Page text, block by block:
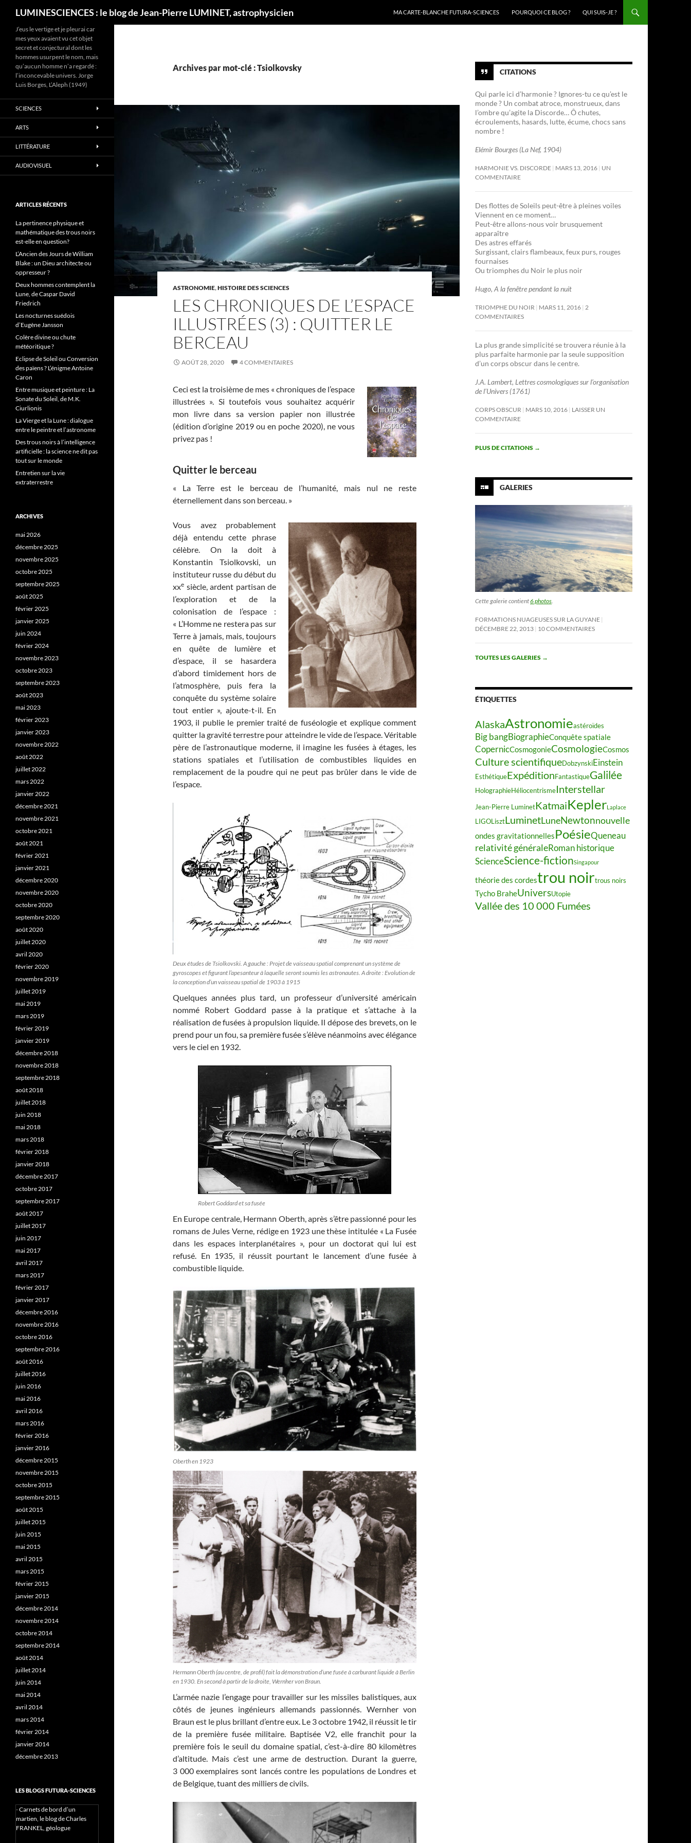
LUMINESCIENCES : le blog de Jean-Pierre LUMINET, astrophysicien
MA CARTE-BLANCHE FUTURA-SCIENCES
POURQUOI CE BLOG ? QUI SUIS-JE ?
Archives par mot-clé : Tsiolkovsky
ASTRONOMIE,HISTOIRE DES SCIENCES
LES CHRONIQUES DE L’ESPACE
ILLUSTRÉES (3) : QUITTER LE
BERCEAU
AOÛT 28, 2020 4 COMMENTAIRES
Ceci est la troisième de mes « chroniques de l’espace
illustrées ». Si toutefois vous souhaitez acquérir
mon livre dans sa version papier non illustrée
(édition d’origine 2019 ou en poche 2020), ne vous
privez pas !
Quitter le berceau
« La Terre est le berceau de l’humanité, mais nul ne reste
éternellement dans son berceau. »
Vous avez probablement
déjà entendu cette phrase
célèbre. On la doit à
Konstantin Tsiolkovski, un
instituteur russe du début du
xxe siècle, ardent partisan de
l’exploration et de la
colonisation de l’espace :
« L’Homme ne restera pas sur
Terre à jamais, mais, toujours
en quête de lumière et
d’espace, il se hasardera
d’abord timidement hors de
l’atmosphère, puis fera la
conquête du système solaire
tout entier », ajoute-t-il. En
1903, il publie le premier traité de fuséologie et explique comment
quitter la gravité terrestre pour atteindre le vide de l’espace. Véritable
père de l’astronautique moderne, il imagine les fusées à étages, les
stations spatiales et l’utilisation de combustibles liquides en
remplacement de la poudre qui ne peut pas brûler dans le vide de
l’espace.
Deux études de Tsiolkovski. A gauche : Projet de vaisseau spatial comprenant un système de
gyroscopes et figurant l’apesanteur à laquelle seront soumis les astronautes. A droite : Evolution de
la conception d’un vaisseau spatial de 1903 à 1915
Quelques années plus tard, un professeur d’université américain
nommé Robert Goddard passe à la pratique et s’attache à la
réalisation de fusées à propulsion liquide. Il dépose des brevets, on le
prend pour un fou, sa première fusée s’élève néanmoins avec élégance
vers le ciel en 1932.
Robert Goddard et sa fusée
En Europe centrale, Hermann Oberth, après s’être passionné pour les
romans de Jules Verne, rédige en 1923 une thèse intitulée « La Fusée
dans les espaces interplanétaires », pour un doctorat qui lui est
refusé. En 1935, il réussit pourtant le lancement d’une fusée à
combustible liquide.
Oberth en 1923
Hermann Oberth (au centre, de profil) fait la démonstration d’une fusée à carburant liquide à Berlin
en 1930. En second à partir de la droite, Wernher von Braun.
L’armée nazie l’engage pour travailler sur les missiles balistiques, aux
côtés de jeunes ingénieurs allemands passionnés. Wernher von
Braun est le plus brillant d’entre eux. Le 3 octobre 1942, il réussit le tir
de la première fusée militaire. Baptisée V2, elle franchit pour la
première fois le seuil du domaine spatial, c’est-à-dire 80 kilomètres
d’altitude. Mais c’est une arme de destruction. Durant la guerre,
3 000 exemplaires sont lancés contre les populations de Londres et
de Belgique, tuant des milliers de civils.
CITATIONS
Qui parle ici d’harmonie ? Ignores-tu ce qu’est le
monde ? Un combat atroce, monstrueux, dans
l’ombre qu’agite la Discorde… Ô chutes,
écroulements, hasards, lutte, écume, chocs sans
nombre !
Elémir Bourges (La Nef, 1904)
HARMONIE VS. DISCORDE MARS 13, 2016 UN
COMMENTAIRE
Des flottes de Soleils peut-être à pleines voiles
Viennent en ce moment…
Peut-être allons-nous voir brusquement
apparaître
Des astres effarés
Surgissant, clairs flambeaux, feux purs, rouges
fournaises
Ou triomphes du Noir le plus noir
Hugo, A la fenêtre pendant la nuit
TRIOMPHE DU NOIR MARS 11, 2016 2
COMMENTAIRES
La plus grande simplicité se trouvera réunie à la
plus parfaite harmonie par la seule supposition
d’un corps obscur dans le centre.
J.A. Lambert, Lettres cosmologiques sur l’organisation
de l’Univers (1761)
CORPS OBSCUR MARS 10, 2016 LAISSER UN
COMMENTAIRE
PLUS DE CITATIONS →
GALERIES
Cette galerie contient6 photos.
FORMATIONS NUAGEUSES SUR LA GUYANE
DÉCEMBRE 22, 2013 10 COMMENTAIRES
TOUTES LES GALERIES →
ÉTIQUETTES
AlaskaAstronomieastéroïdes
Big bangBiographieConquête spatiale
CopernicCosmogonieCosmologieCosmos
Culture scientifiqueDobzynskiEinstein
EsthétiqueExpéditionFantastiqueGalilée
HolographieHéliocentrismeInterstellar
Jean-Pierre LuminetKatmaiKeplerLaplace
LIGOLisztLuminetLuneNewtonnouvelle
ondes gravitationnellesPoésieQueneau
relativité généraleRoman historique
ScienceScience-fictionSingapour
théorie des cordestrou noirtrous noirs
Tycho BraheUniversUtopie
Vallée des 10 000 Fumées
J’eus le vertige et je pleurai car
mes yeux avaient vu cet objet
secret et conjectural dont les
hommes usurpent le nom, mais
qu’aucun homme n’a regardé :
l’inconcevable univers. Jorge
Luis Borges, L’Aleph (1949)
SCIENCES
ARTS
LITTÉRATURE
AUDIOVISUEL
ARTICLES RÉCENTS
La pertinence physique et
mathématique des trous noirs
est-elle en question?
L’Ancien des Jours de William
Blake : un Dieu architecte ou
oppresseur ?
Deux hommes contemplent la
Lune, de Caspar David
Friedrich
Les nocturnes suédois
d’Eugène Jansson
Colère divine ou chute
météoritique ?
Eclipse de Soleil ou Conversion
des païens ? L’énigme Antoine
Caron
Entre musique et peinture : La
Sonate du Soleil, de M.K.
Ciurlionis
La Vierge et la Lune : dialogue
entre le peintre et l’astronome
Des trous noirs à l’intelligence
artificielle : la science ne dit pas
tout sur le monde
Entretien sur la vie
extraterrestre
ARCHIVES
mai 2026
décembre 2025
novembre 2025
octobre 2025
septembre 2025
août 2025
février 2025
janvier 2025
juin 2024
février 2024
novembre 2023
octobre 2023
septembre 2023
août 2023
mai 2023
février 2023
janvier 2023
novembre 2022
août 2022
juillet 2022
mars 2022
janvier 2022
décembre 2021
novembre 2021
octobre 2021
août 2021
février 2021
janvier 2021
décembre 2020
novembre 2020
octobre 2020
septembre 2020
août 2020
juillet 2020
avril 2020
février 2020
novembre 2019
juillet 2019
mai 2019
mars 2019
février 2019
janvier 2019
décembre 2018
novembre 2018
septembre 2018
août 2018
juillet 2018
juin 2018
mai 2018
mars 2018
février 2018
janvier 2018
décembre 2017
octobre 2017
septembre 2017
août 2017
juillet 2017
juin 2017
mai 2017
avril 2017
mars 2017
février 2017
janvier 2017
décembre 2016
novembre 2016
octobre 2016
septembre 2016
août 2016
juillet 2016
juin 2016
mai 2016
avril 2016
mars 2016
février 2016
janvier 2016
décembre 2015
novembre 2015
octobre 2015
septembre 2015
août 2015
juillet 2015
juin 2015
mai 2015
avril 2015
mars 2015
février 2015
janvier 2015
décembre 2014
novembre 2014
octobre 2014
septembre 2014
août 2014
juillet 2014
juin 2014
mai 2014
avril 2014
mars 2014
février 2014
janvier 2014
décembre 2013
LES BLOGS FUTURA-SCIENCES
-Carnets de bord d’un
martien, le blog de Charles
FRANKEL, géologue